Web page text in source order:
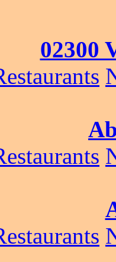
02300